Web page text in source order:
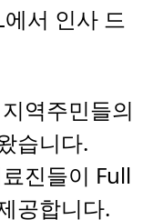
서 인사 드
역주민들의
습니다.
진들이 Full
공합니다.